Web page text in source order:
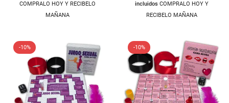
COMPRALO HOY Y RECIBELO
MAÑANA
incluidos COMPRALO HOY Y
RECIBELO MAÑANA
-10% -10%